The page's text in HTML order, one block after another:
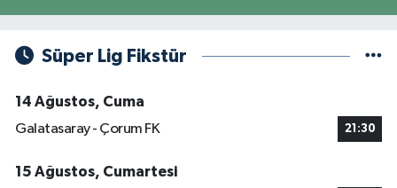
Süper Lig Fikstür
14 Ağustos, Cuma
Galatasaray - Çorum FK
21:30
15 Ağustos, Cumartesi